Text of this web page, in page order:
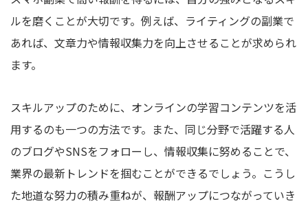
ルを磨くことが大切です。例えば、ライティングの副業で
あれば、文章力や情報収集力を向上させることが求められ
ます。
スキルアップのために、オンラインの学習コンテンツを活
用するのも一つの方法です。また、同じ分野で活躍する人
のブログやSNSをフォローし、情報収集に努めることで、
業界の最新トレンドを掴むことができるでしょう。こうし
た地道な努力の積み重ねが、報酬アップにつながっていき